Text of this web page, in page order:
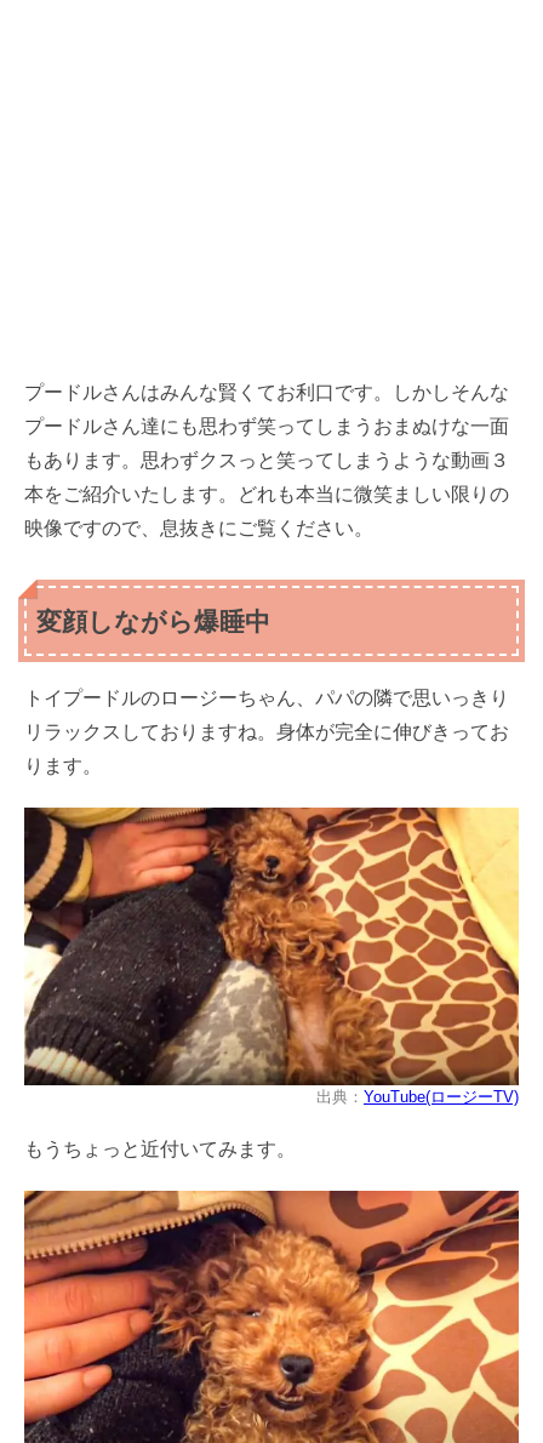
プードルさんはみんな賢くてお利口です。しかしそんな
プードルさん達にも思わず笑ってしまうおまぬけな一面
もあります。思わずクスっと笑ってしまうような動画３
本をご紹介いたします。どれも本当に微笑ましい限りの
映像ですので、息抜きにご覧ください。
変顔しながら爆睡中
トイプードルのロージーちゃん、パパの隣で思いっきり
リラックスしておりますね。身体が完全に伸びきってお
ります。
出典： YouTube(ロージーTV)
もうちょっと近付いてみます。